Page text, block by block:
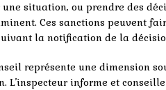
situation, ou prendre des
Ces sanctions peuvent
la notification de la
représente une dimension
L’inspecteur informe et